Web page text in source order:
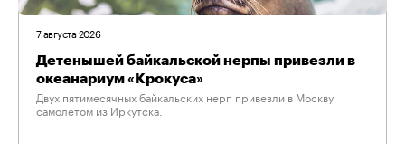
7 августа 2026
Детенышей байкальской нерпы привезли в
океанариум «Крокуса»
Двух пятимесячных байкальских нерп привезли в Москву
самолетом из Иркутска.